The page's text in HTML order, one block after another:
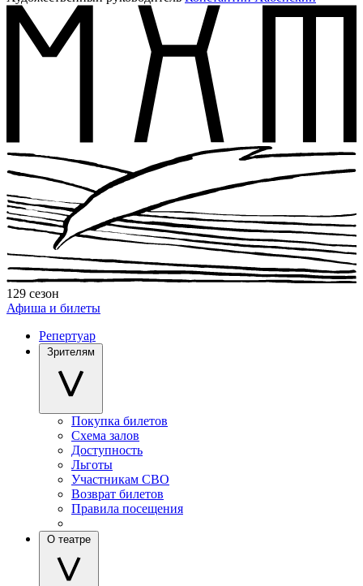
129 сезон
Афиша и билеты
Репертуар
Зрителям
Покупка билетов
Схема залов
Доступность
Льготы
Участникам СВО
Возврат билетов
Правила посещения
О театре